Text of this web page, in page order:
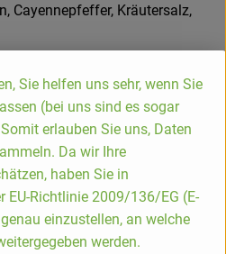
Cayennepfeffer, Kräutersalz,
Tofu würfeln. Die Zitrone
in einer Pfanne hellbraun
in reichlich
in einer Pfanne erhitzen und
Hitze etwa 3 Min. unter Rühren
und Zitronenschale
braten. Grünkohl zugeben und
die Pfanne geben, mit Salz und
Sie helfen uns sehr, wenn Sie
(bei uns sind es sogar
erlauben Sie uns, Daten
Da wir Ihre
haben Sie in
EU-Richtlinie 2009/136/EG (E-
einzustellen, an welche
werden.